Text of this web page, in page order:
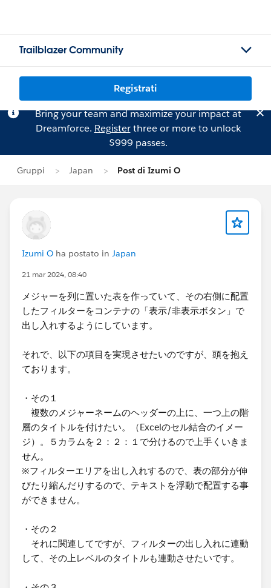
Trailblazer Community
Registrati
Bring your team and maximize your impact at
Dreamforce. Registerthree or more to unlock
$999 passes.
Gruppi Japan Post di Izumi O
Izumi O ha postato in Japan
21 mar 2024, 08:40
メジャー​を列に置いた表を作っていて、その右側に配置
したフィルターをコンテナの「表示/非表示ボタン」で
出し入れするようにしています。
それで、以下の項目を実現させたいのですが、頭を抱え
ております。
・その１
​ 複数のメジャーネームのヘッダーの上に、一つ上の階
層のタイトルを付けたい。（Excelのセル結合のイメー
ジ）。５カラムを２：２：１で分けるので上手くいきま
せん。
※フィルターエリアを出し入れするので、表の部分が伸
びたり縮んだりするので、テキストを浮動で配置する事
ができません。
・その２
それに関連してですが、フィルターの出し入れに連動
して、その上レベルのタイトルも連動させたいです。​